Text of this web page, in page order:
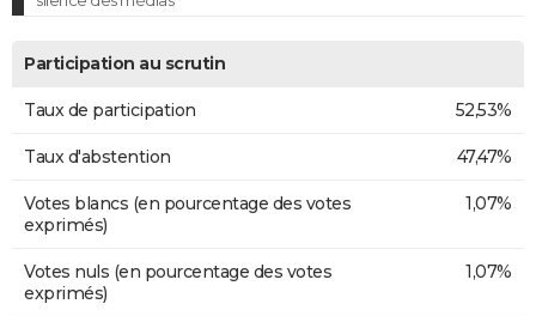
Participation au scrutin
Taux de participation 52,53%
Taux d'abstention 47,47%
Votes blancs (en pourcentage des votes
exprimés)
1,07%
Votes nuls (en pourcentage des votes
exprimés)
1,07%